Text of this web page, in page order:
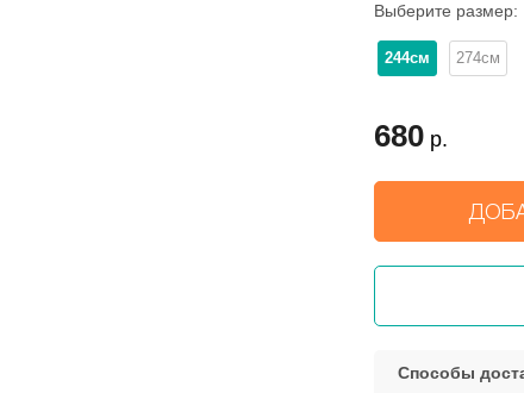
Выберите размер:
244см 274см
680 р.
Способы